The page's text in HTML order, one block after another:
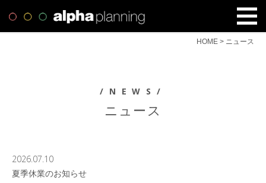
HOME > ニュース
/NEWS/
ニュース
2026.07.10
夏季休業のお知らせ